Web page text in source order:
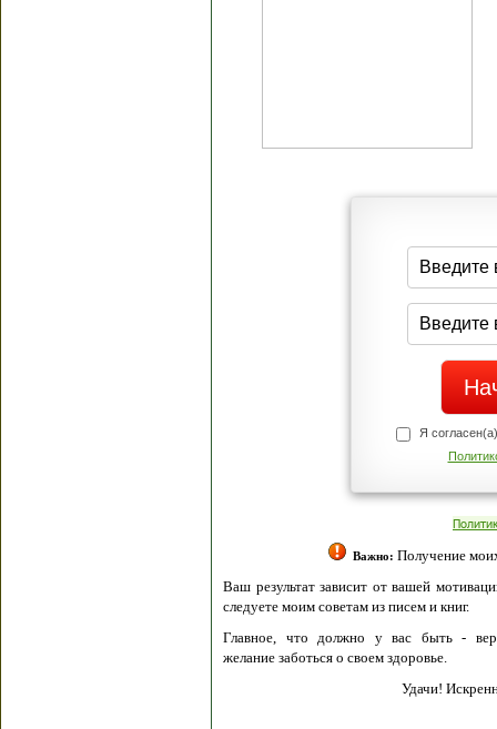
Я
Важно: Получение
Ваш результат зависит от вашей
следуете моим советам из писем и книг.
Главное, что должно у вас быть -
желание заботься о своем здоровье.
Удачи!